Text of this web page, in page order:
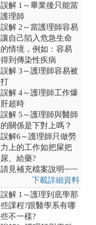
誤解 1～畢業後只能當
護理師
誤解 2～當護理師容易
讓自己陷入危急生命
的情境，例如：容易
得到傳染性疾病
誤解 3～護理師容易被
打
誤解 4～護理師工作爆
肝超時
誤解 5～護理師與醫師
的關係是下對上嗎？
誤解6～護理師只做勞
力上的工作如把屎把
尿、給藥?
請見補充檔案說明~~~
下載詳細資料
誤解 1～護理到底學那
些課程?跟醫學系有哪
些不一樣?